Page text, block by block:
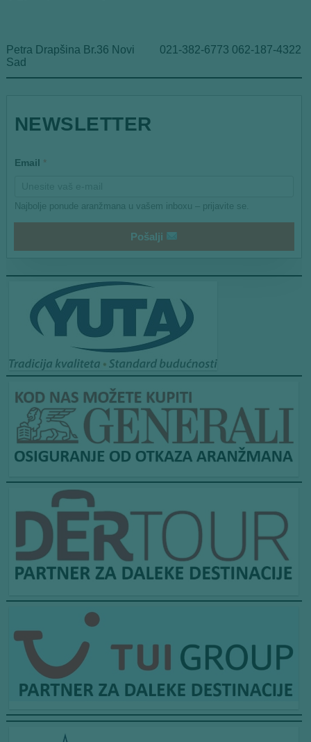
Petra Drapšina Br.36 Novi
Sad
021-382-6773 062-187-4322
*
E
i
NEWSLETTER
Email *
Najbolje ponude aranžmana u vašem inboxu – prijavite se.
Pošalji